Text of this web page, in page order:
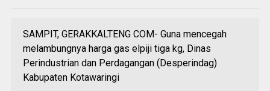
SAMPIT, GERAKKALTENG COM- Guna mencegah
melambungnya harga gas elpiji tiga kg, Dinas
Perindustrian dan Perdagangan (Desperindag)
Kabupaten Kotawaringi